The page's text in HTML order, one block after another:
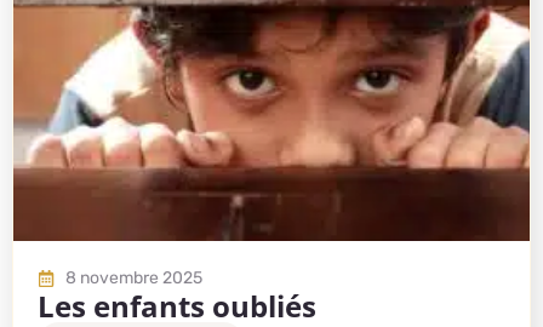
8 novembre 2025
Les enfants oubliés